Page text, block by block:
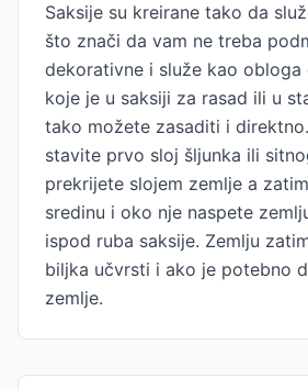
Saksije su kreirane tako da
što znači da vam ne treba
dekorativne i služe kao
koje je u saksiji za rasad ili u
tako možete zasaditi i
stavite prvo sloj šljunka ili
prekrijete slojem zemlje a
sredinu i oko nje naspete
ispod ruba saksije. Zemlju
biljka učvrsti i ako je potebno
zemlje.